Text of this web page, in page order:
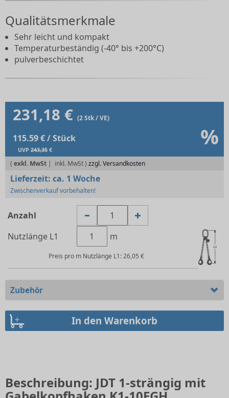
Qualitätsmerkmale
Sehr leicht und kompakt
Temperaturbeständig (-40° bis +200°C)
pulverbeschichtet
231,18 € (2 Stk / VE)
115.59 € / Stück %
UVP 243,35 €
( exkl. MwSt | zzgl. Versandkosten
Lieferzeit: ca. 1 Woche
Zwischenverkauf vorbehalten!
Anzahl
Nutzlänge L1
m
Preis pro m Nutzlänge L1: 26,05 €
Zubehör
Beschreibung: JDT 1-strängig mit